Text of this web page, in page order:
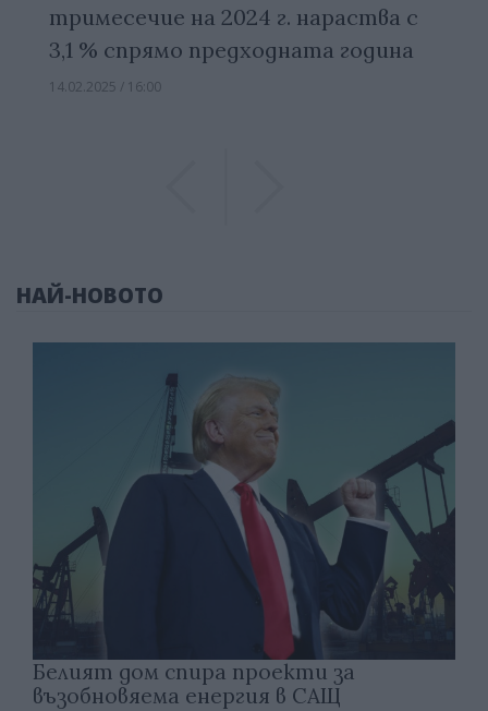
тримесечие на 2024 г. нараства с
3,1 % спрямо предходната година
14.02.2025 / 16:00
НАЙ-НОВОТО
Белият дом спира проекти за
възобновяема енергия в САЩ